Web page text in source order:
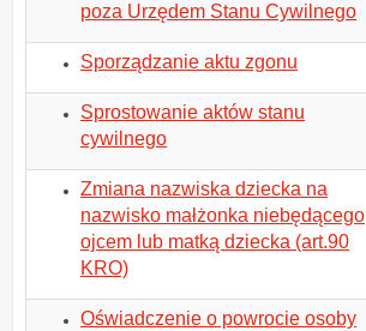
poza Urzędem Stanu Cywilnego
Sporządzanie aktu zgonu
Sprostowanie aktów stanu
cywilnego
Zmiana nazwiska dziecka na
nazwisko małżonka niebędącego
ojcem lub matką dziecka (art.90
KRO)
Oświadczenie o powrocie osoby